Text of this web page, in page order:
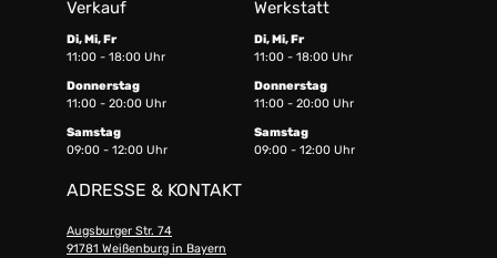
Verkauf Werkstatt
Di, Mi, Fr
11:00 - 18:00 Uhr
Di, Mi, Fr
11:00 - 18:00 Uhr
Donnerstag
11:00 - 20:00 Uhr
Donnerstag
11:00 - 20:00 Uhr
Samstag
09:00 - 12:00 Uhr
Samstag
09:00 - 12:00 Uhr
ADRESSE & KONTAKT
Augsburger Str. 74
91781 Weißenburg in Bayern